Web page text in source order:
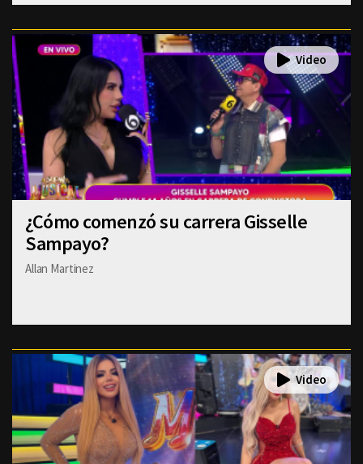
¿Cómo comenzó su carrera Gisselle
Sampayo?
Allan Martinez